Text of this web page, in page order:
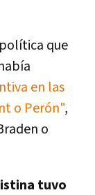
que
en las
o Perón",
o
tuvo